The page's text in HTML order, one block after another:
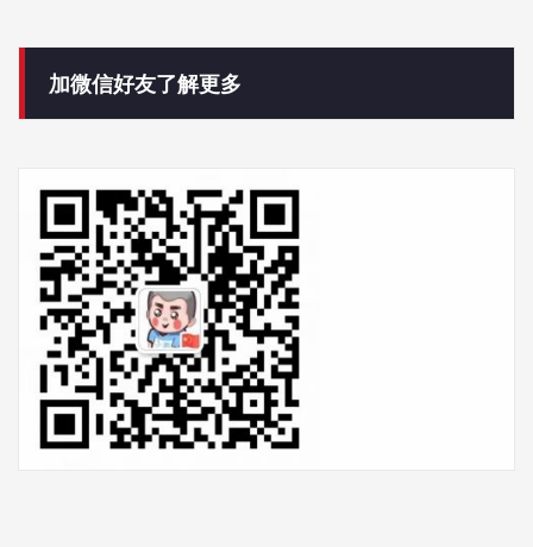
加微信好友了解更多